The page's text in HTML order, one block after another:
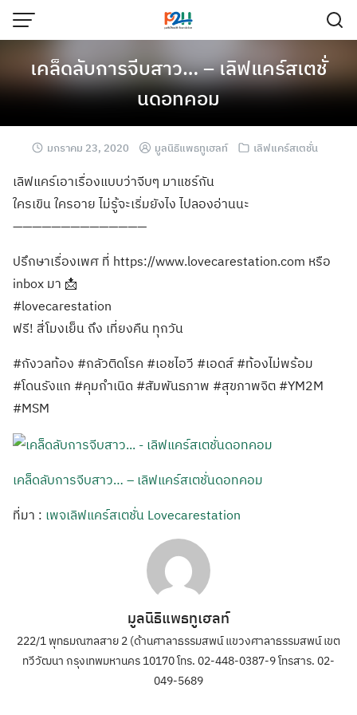
เคล็ดลับการจีบสาว… – เลิฟแคร์สเตชั่
นดอทคอม
มกราคม 23, 2020 มูลนิธิแพธทูเฮลท์ เลิฟแคร์สเตชั่น
เลิฟแคร์เอาเรื่องแบบว่าจีบๆ มาแชร์กัน
ใครเขิน ใครอาย ไม่รู้จะเริ่มยังไง ไปลองอ่านนะ
——————————————
ปรึกษาเรื่องเพศ ที่ https://www.lovecarestation.com หรือ
inbox มา 📩
#lovecarestation
ฟรี! สี่โมงเย็น ถึง เที่ยงคืน ทุกวัน
#กังวลท้อง #กลัวติดโรค #เอชไอวี #เอดส์ #ท้องไม่พร้อม
#โดนรังแก #คุมกำเนิด #สัมพันธภาพ #สุขภาพจิต #YM2M
#MSM
เคล็ดลับการจีบสาว… – เลิฟแคร์สเตชั่นดอทคอม
ที่มา : เพจเลิฟแคร์สเตชั่น Lovecarestation
มูลนิธิแพธทูเฮลท์
222/1 พุทธมณฑลสาย 2 (ด้านศาลาธรรมสพน์ แขวงศาลาธรรมสพน์ เขต
ทวีวัฒนา กรุงเทพมหานคร 10170 โทร. 02-448-0387-9 โทรสาร. 02-
049-5689